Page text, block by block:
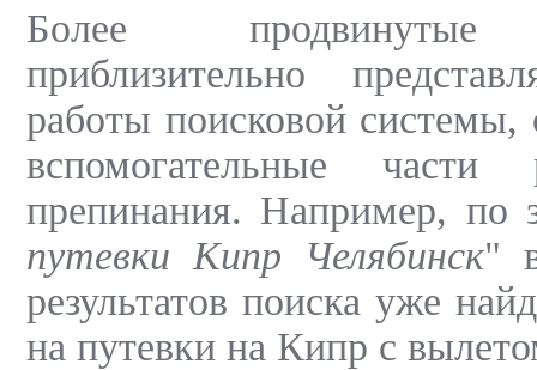
Более продвинутые
приблизительно
работы поисковой
вспомогательные
препинания. Например, по
путевки Кипр Челябинск"
результатов поиска уже
на путевки на Кипр с